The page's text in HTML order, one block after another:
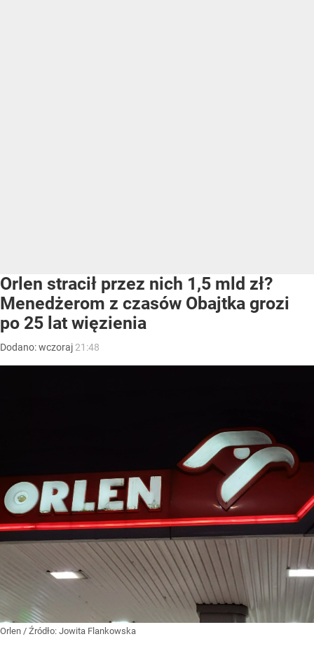
Orlen stracił przez nich 1,5 mld zł?
Menedżerom z czasów Obajtka grozi
po 25 lat więzienia
Dodano:wczoraj 21:48
Orlen / Źródło: Jowita Flankowska